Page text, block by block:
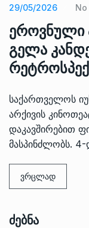
29/05/2026 No
ეროვნული
გელა
საქართველოს
არქივის
დაკავშირებით
მასპინძლობს.
ვრცლად
Ძებნა